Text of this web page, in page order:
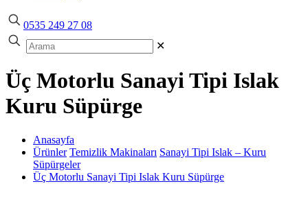
0535 249 27 08
✕
Üç Motorlu Sanayi Tipi Islak
Kuru Süpürge
Anasayfa
Ürünler Temizlik Makinaları Sanayi Tipi Islak – Kuru
Süpürgeler
Üç Motorlu Sanayi Tipi Islak Kuru Süpürge